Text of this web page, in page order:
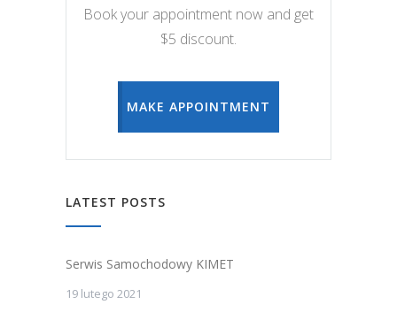
Book your appointment now and get
$5 discount.
MAKE APPOINTMENT
LATEST POSTS
Serwis Samochodowy KIMET
19 lutego 2021